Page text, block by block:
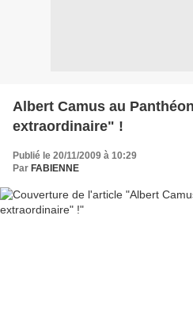
Albert Camus au
extraordinaire" !
Publié le 20/11/2009 à 10:29
Par FABIENNE